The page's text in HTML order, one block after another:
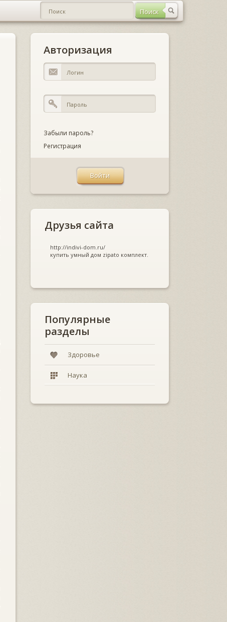
Авторизация
Забыли пароль?
Регистрация
Друзья сайта
http://indivi-dom.ru/
купить умный дом zipato комплект.
Популярные
разделы
Здоровье
Наука